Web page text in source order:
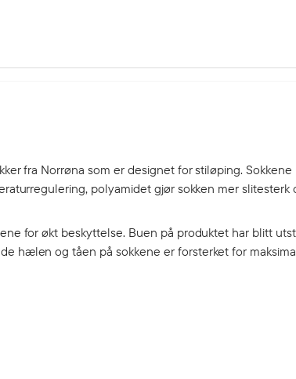
fra Norrøna som er designet for stiløping.
polyamidet gjør sokken mer slitesterk
for økt beskyttelse. Buen på produktet har blitt
hælen og tåen på sokkene er forsterket for